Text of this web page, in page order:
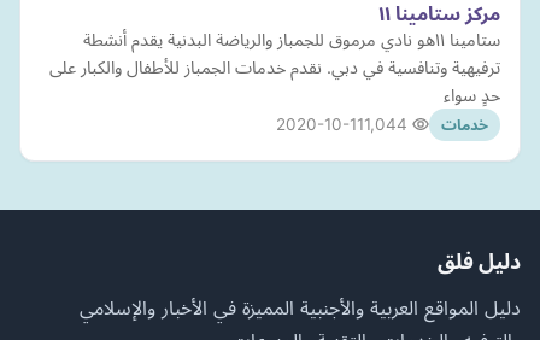
مركز ستامينا ١١
ستامينا ١١هو نادي مرموق للجمباز والرياضة البدنية يقدم أنشطة
ترفيهية وتنافسية في دبي. نقدم خدمات الجمباز للأطفال والكبار على
حدٍ سواء
خدمات 2020-10-11
دليل فلق
دليل المواقع العربية والأجنبية المميزة في الأخبار والإسلامي